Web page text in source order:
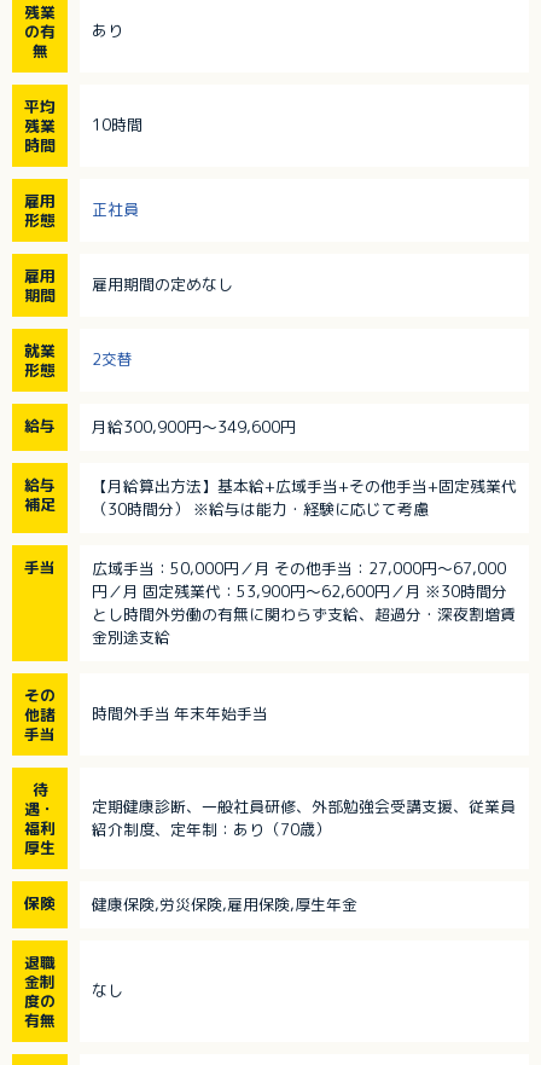
残業
の有
無
あり
平均
残業
時間
10時間
雇用
形態
正社員
雇用
期間
雇用期間の定めなし
就業
形態
2交替
給与 月給300,900円～349,600円
給与
補足
【月給算出方法】基本給+広域手当+その他手当+固定残業代
（30時間分） ※給与は能力・経験に応じて考慮
手当
広域手当：50,000円／月 その他手当：27,000円～67,000
円／月 固定残業代：53,900円～62,600円／月 ※30時間分
とし時間外労働の有無に関わらず支給、超過分・深夜割増賃
金別途支給
その
他諸
手当
時間外手当 年末年始手当
待
遇・
福利
厚生
定期健康診断、一般社員研修、外部勉強会受講支援、従業員
紹介制度、定年制：あり（70歳）
保険 健康保険,労災保険,雇用保険,厚生年金
退職
金制
度の
有無
なし